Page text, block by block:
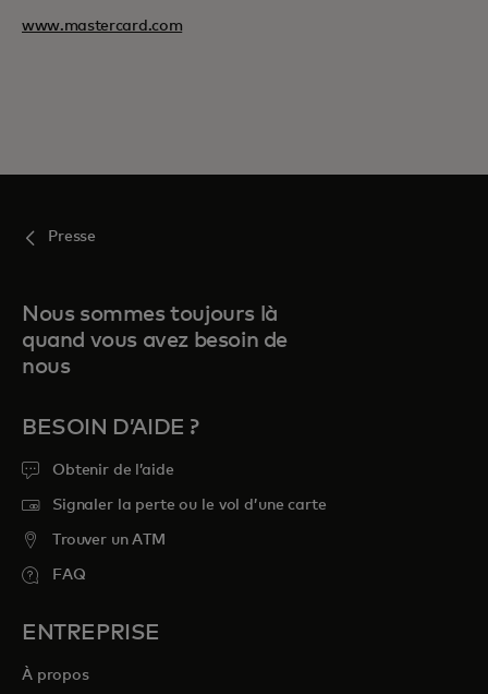
www.mastercard.com
Presse
Nous sommes toujours là
quand vous avez besoin de
nous
BESOIN D’AIDE ?
Obtenir de l’aide
Signaler la perte ou le vol d’une carte
Trouver un ATM
FAQ
ENTREPRISE
À propos